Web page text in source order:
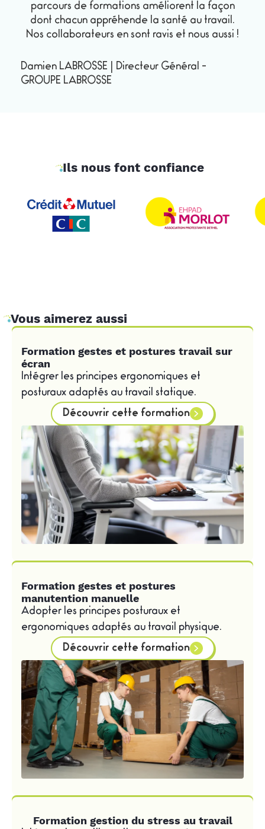
parcours de formations améliorent la façon
dont chacun appréhende la santé au travail.
Nos collaborateurs en sont ravis et nous aussi !
Damien LABROSSE Directeur Général -
GROUPE LABROSSE
Ils nous font confiance
Vous aimerez aussi
Formation gestes et postures travail sur
écran
Intégrer les principes ergonomiques et
posturaux adaptés au travail statique.
Découvrir cette formation
Formation gestes et postures
manutention manuelle
Adopter les principes posturaux et
ergonomiques adaptés au travail physique.
Découvrir cette formation
Formation gestion du stress au travail